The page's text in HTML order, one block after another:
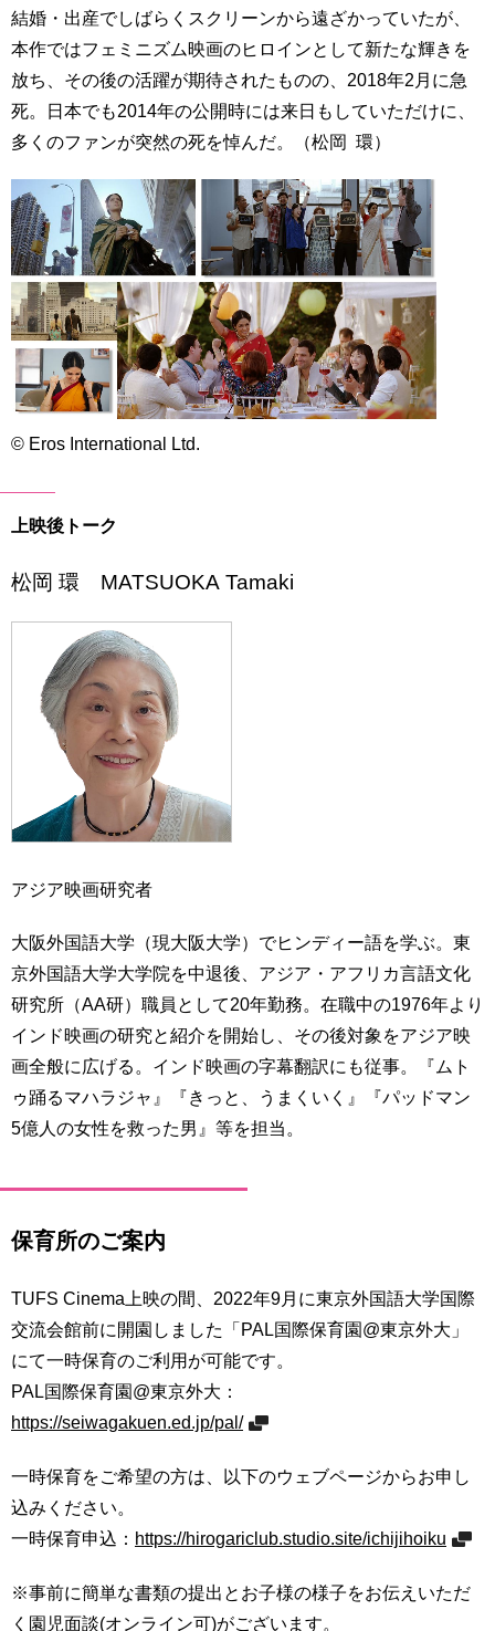
結婚・出産でしばらくスクリーンから遠ざかっていたが、
本作ではフェミニズム映画のヒロインとして新たな輝きを
放ち、その後の活躍が期待されたものの、2018年2月に急
死。日本でも2014年の公開時には来日もしていただけに、
多くのファンが突然の死を悼んだ。（松岡 環）
© Eros International Ltd.
上映後トーク
松岡 環 MATSUOKA Tamaki
アジア映画研究者
大阪外国語大学（現大阪大学）でヒンディー語を学ぶ。東
京外国語大学大学院を中退後、アジア・アフリカ言語文化
研究所（AA研）職員として20年勤務。在職中の1976年より
インド映画の研究と紹介を開始し、その後対象をアジア映
画全般に広げる。インド映画の字幕翻訳にも従事。『ムト
ゥ踊るマハラジャ』『きっと、うまくいく』『パッドマン
5億人の女性を救った男』等を担当。
保育所のご案内
TUFS Cinema上映の間、2022年9月に東京外国語大学国際
交流会館前に開園しました「PAL国際保育園@東京外大」
にて一時保育のご利用が可能です。
PAL国際保育園@東京外大：
https://seiwagakuen.ed.jp/pal/
一時保育をご希望の方は、以下のウェブページからお申し
込みください。
一時保育申込： https://hirogariclub.studio.site/ichijihoiku
※事前に簡単な書類の提出とお子様の様子をお伝えいただ
く園児面談(オンライン可)がございます。